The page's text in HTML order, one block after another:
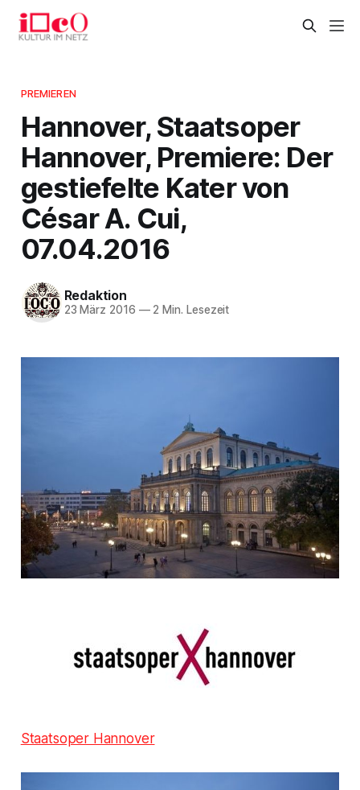
PREMIEREN
Hannover, Staatsoper
Hannover, Premiere: Der
gestiefelte Kater von
César A. Cui,
07.04.2016
Redaktion
23 März 2016 —2 Min. Lesezeit
Staatsoper Hannover